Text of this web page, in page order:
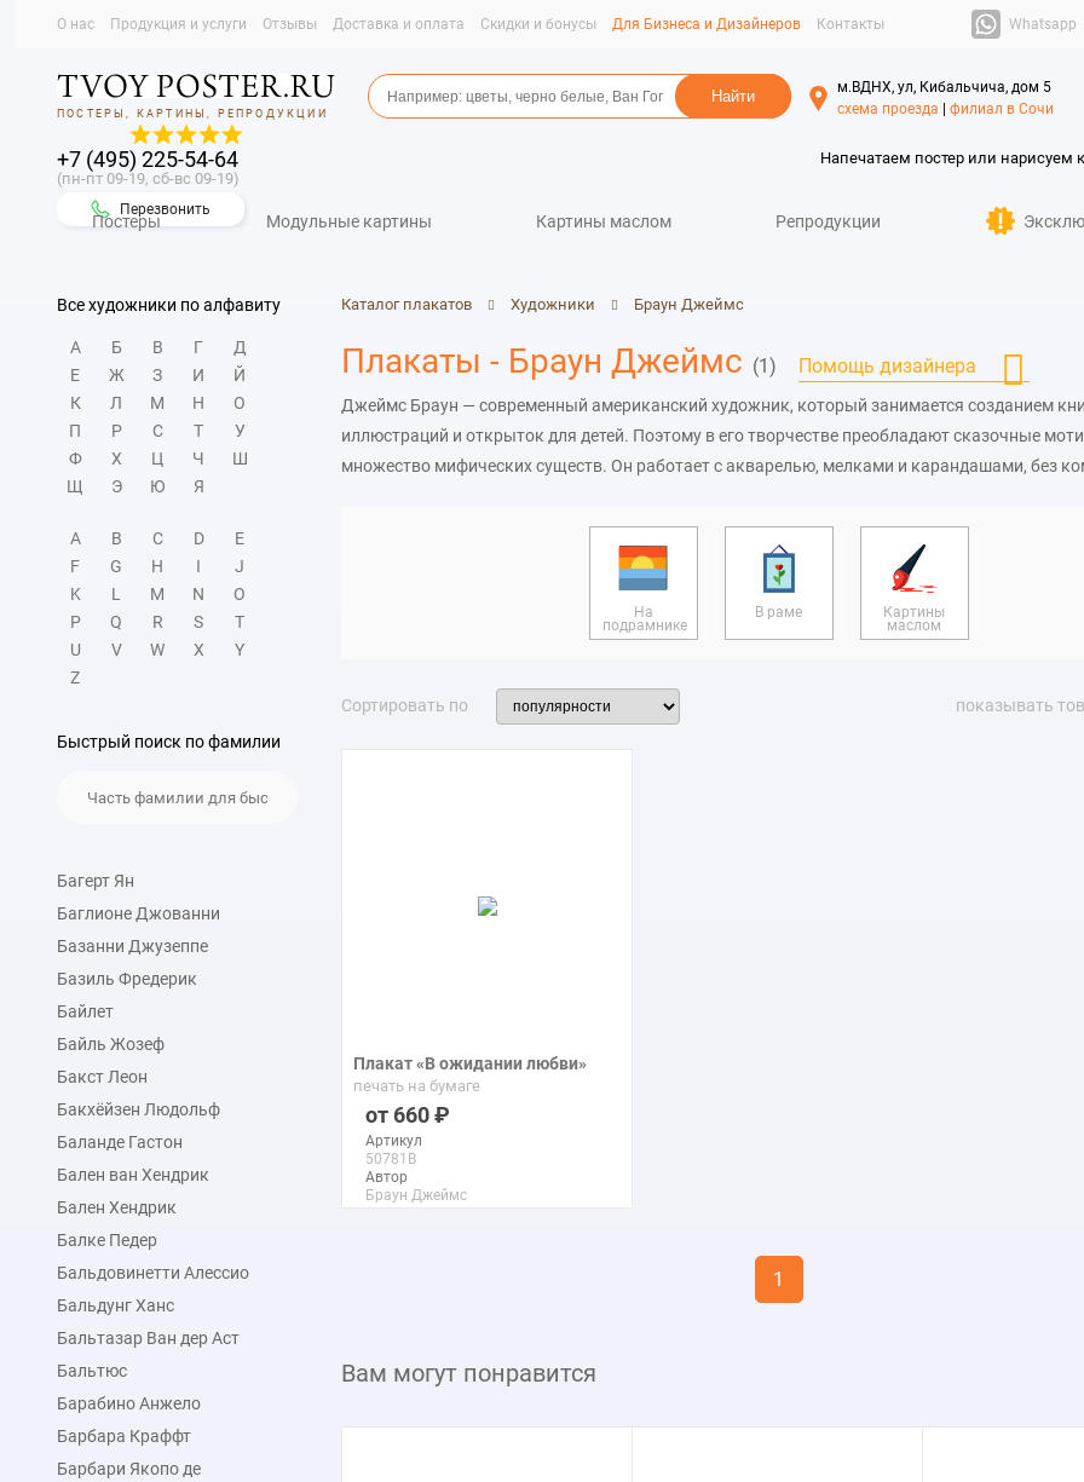
О нас Продукция и услуги Отзывы Доставка и оплата Скидки и бонусы Для Бизнеса и Дизайнеров Контакты Whatsapp
ПОСТЕРЫ, КАРТИНЫ, РЕПРОДУКЦИИ
+7 (495) 225-54-64
(пн-пт 09-19, сб-вс 09-19)
Перезвонить
м.ВДНХ, ул, Кибальчича, дом 5
схема проезда
филиал в Сочи
Напечатаем постер или нарисуем
Постеры Модульные картины Картины маслом Репродукции
Все художники по алфавиту
А Б В Г
Д
Е
Ж З И
Й
К
Л М Н
О
П
Р С Т
У
Ф
Х Ц Ч
Ш
Щ
Э Ю Я
A B C D
E
F
G H I
J
K
L M N
O
P
Q R S
T
U
V W X
Y
Z
Быстрый поиск по фамилии
Багерт Ян
Баглионе Джованни
Базанни Джузеппе
Базиль Фредерик
Байлет
Байль Жозеф
Бакст Леон
Бакхёйзен Людольф
Баланде Гастон
Бален ван Хендрик
Бален Хендрик
Балке Педер
Бальдовинетти Алессио
Бальдунг Ханс
Бальтазар Ван дер Аст
Бальтюс
Барабино Анжело
Барбара Краффт
Барбари Якопо де
Каталог плакатов Художники Браун Джеймс
Плакаты - Браун Джеймс (1) Помощь дизайнера
Джеймс Браун — современный американский художник, который занимается созданием
иллюстраций и открыток для детей. Поэтому в его творчестве преобладают сказочные
множество мифических существ. Он работает с акварелью, мелками и карандашами, без
На
подрамнике
В раме Картины
маслом
Сортировать по показывать
Плакат «В ожидании любви»
печать на бумаге
660
Артикул
50781B
Автор
Браун Джеймс
1
Вам могут понравится